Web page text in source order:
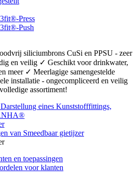
Press
Push
siliciumbrons CuSi en PPSU - zeer
en veilig ✓ Geschikt voor drinkwater,
meer ✓ Meerlagige samengestelde
installatie - ongecompliceerd en veilig
assortiment!
van Smeedbaar gietijzer
en toepassingen
voor klanten